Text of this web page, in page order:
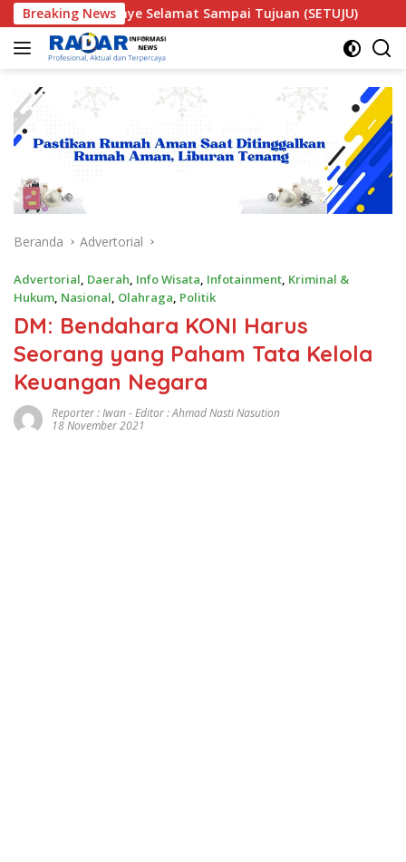
Langsung
ke
konten
Breaking News
Selamat Sampai Tujuan (SETUJU) Teror
Beranda Advertorial
Advertorial Daerah Info Wisata Infotainment Kriminal &
Hukum Nasional Olahraga Politik
DM: Bendahara KONI Harus
Seorang yang Paham Tata Kelola
Keuangan Negara
Reporter : Iwan - Editor : Ahmad Nasti Nasution
18 November 2021